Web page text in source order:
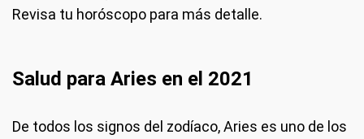
Revisa tu horóscopo para más detalle.
Salud para Aries en el 2021
De todos los signos del zodíaco, Aries es uno de los